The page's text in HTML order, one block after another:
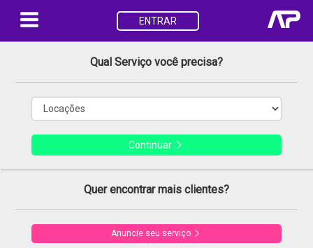
ENTRAR
Qual Serviço você precisa?
Continuar
Quer encontrar mais clientes?
Anuncie seu serviço